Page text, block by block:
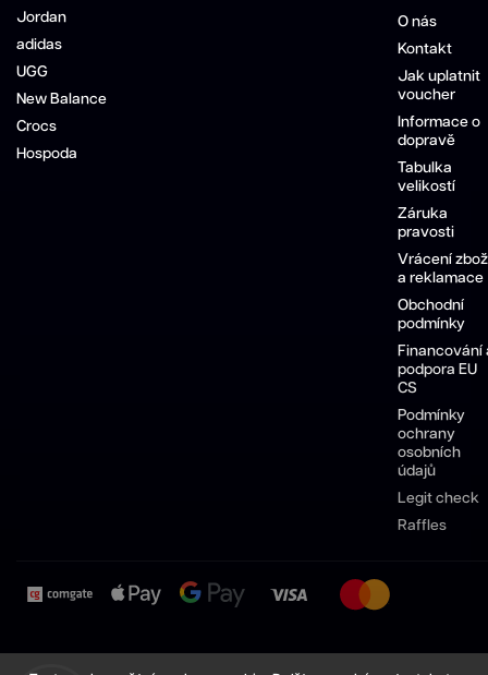
Jordan
adidas
UGG
New Balance
Crocs
Hospoda
O nás
Kontakt
Jak uplatnit
voucher
Informace o
dopravě
Tabulka
velikostí
Záruka
pravosti
Vrácení
a reklamace
Obchodní
podmínky
Financování
podpora EU
CS
Podmínky
ochrany
osobních
údajů
Legit check
Raffles